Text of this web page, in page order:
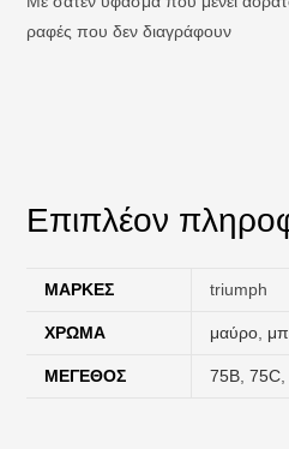
ραφές που δεν διαγράφουν
Επιπλέον
ΜΆΡΚΕΣ triumph
ΧΡΏΜΑ μαύρο
ΜΈΓΕΘΟΣ 75B ,75C